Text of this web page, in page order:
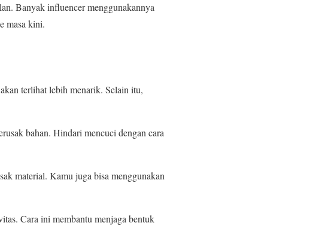
Banyak influencer menggunakannya
masa kini.
terlihat lebih menarik. Selain itu,
bahan. Hindari mencuci dengan cara
material. Kamu juga bisa menggunakan
Cara ini membantu menjaga bentuk